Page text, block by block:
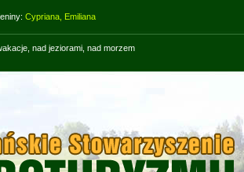
Cypriana, Emiliana
nad jeziorami, nad morzem